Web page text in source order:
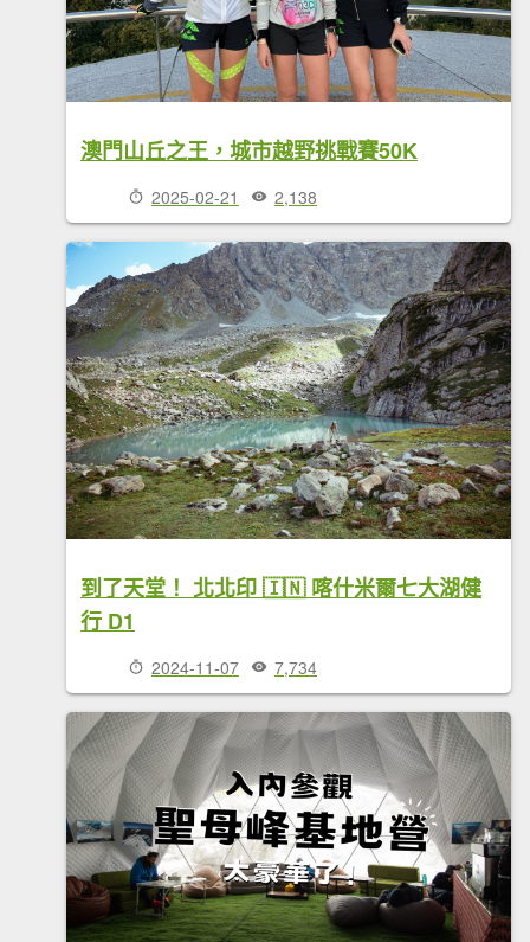
澳門山丘之王，城市越野挑戰賽50K
2025-02-21 2,138
到了天堂！ 北北印 🇮🇳 喀什米爾七大湖健
行 D1
2024-11-07 7,734